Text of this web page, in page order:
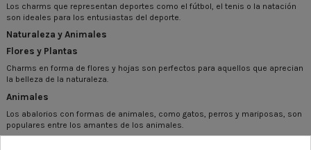
Los charms que representan deportes como el fútbol, el tenis o la natación
son ideales para los entusiastas del deporte.
Naturaleza y Animales
Flores y Plantas
Charms en forma de flores y hojas son perfectos para aquellos que aprecian
la belleza de la naturaleza.
Animales
Los abalorios con formas de animales, como gatos, perros y mariposas, son
populares entre los amantes de los animales.